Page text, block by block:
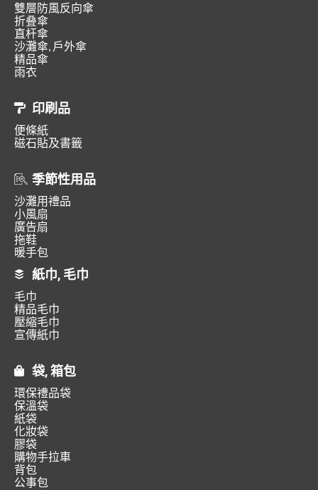
雙層防風反向傘
折叠傘
直杆傘
沙灘傘, 戶外傘
精品傘
雨衣
印刷品
便條紙
磁石貼及書籤
季節性用品
沙灘用禮品
小風扇
廣告扇
拖鞋
暖手包
紙巾, 毛巾
毛巾
精品毛巾
壓縮毛巾
宣傳紙巾
袋, 箱包
環保禮品袋
保溫袋
紙袋
化妝袋
膠袋
購物手拉車
背包
公事包